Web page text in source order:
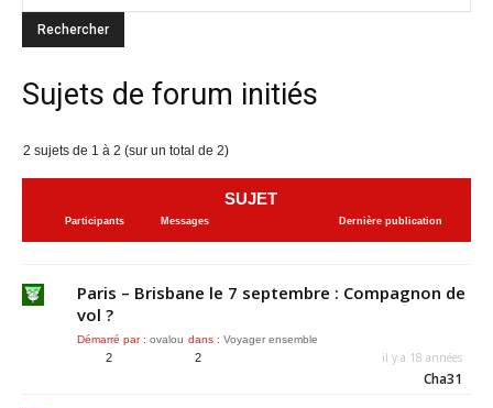
Sujets de forum initiés
2 sujets de 1 à 2 (sur un total de 2)
SUJET
Participants Messages Dernière publication
Paris – Brisbane le 7 septembre : Compagnon de
vol ?
Démarré par : ovalou dans : Voyager ensemble
2 2 il y a 18 années
Cha31